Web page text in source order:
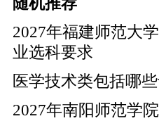
2027年福建师范大
业选科要求
医学技术类包括哪
2027年南阳师范学